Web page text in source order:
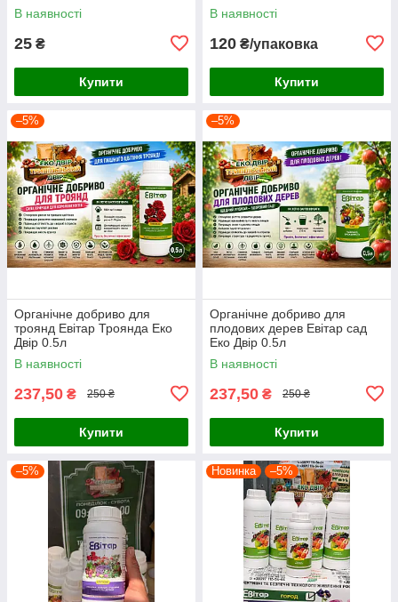
В наявності
25 ₴
Купити
В наявності
120 ₴/упаковка
Купити
–5%
Органічне добриво для
троянд Евітар Троянда Еко
Двір 0.5л
В наявності
237,50 ₴ 250 ₴
Купити
–5%
Органічне добриво для
плодових дерев Евітар сад
Еко Двір 0.5л
В наявності
237,50 ₴ 250 ₴
Купити
–5% Новинка –5%